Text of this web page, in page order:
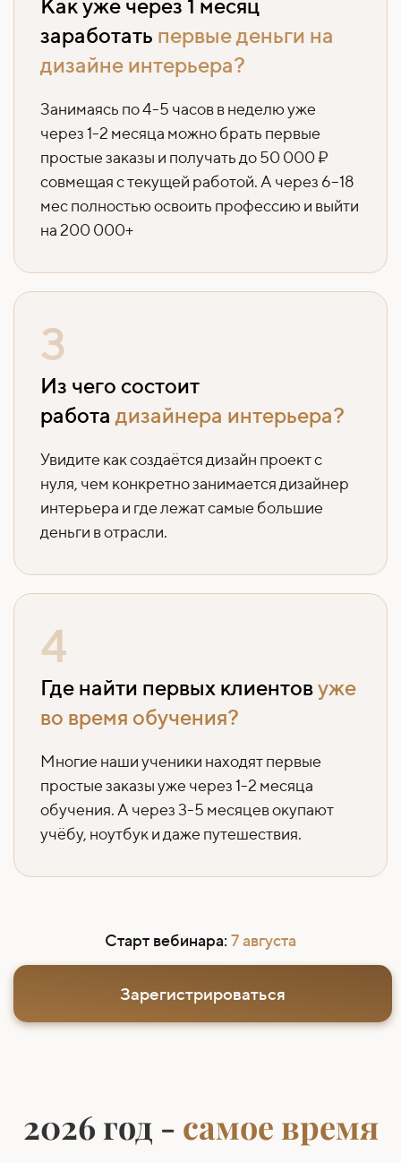
Как уже через 1 месяц
заработать первые деньги на
дизайне интерьера?
Занимаясь по 4-5 часов в неделю уже
через 1-2 месяца можно брать первые
простые заказы и получать до 50 000 ₽
совмещая с текущей работой. А через 6–18
мес полностью освоить профессию и выйти
на 200 000+
3
Из чего состоит
работа дизайнера интерьера?
Увидите как создаётся дизайн проект с
нуля, чем конкретно занимается дизайнер
интерьера и где лежат самые большие
деньги в отрасли.
4
Где найти первых клиентовуже
во время обучения?
Многие наши ученики находят первые
простые заказы уже через 1-2 месяца
обучения. А через 3-5 месяцев окупают
учёбу, ноутбук и даже путешествия.
Старт вебинара: 7 августа
Зарегистрироваться
2026 год - самое время